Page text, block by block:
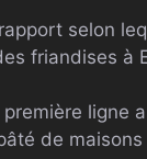
selon
friandises à
de